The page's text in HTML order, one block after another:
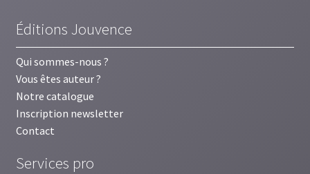
Éditions Jouvence
Qui sommes-nous ?
Vous êtes auteur ?
Notre catalogue
Inscription newsletter
Contact
Services pro